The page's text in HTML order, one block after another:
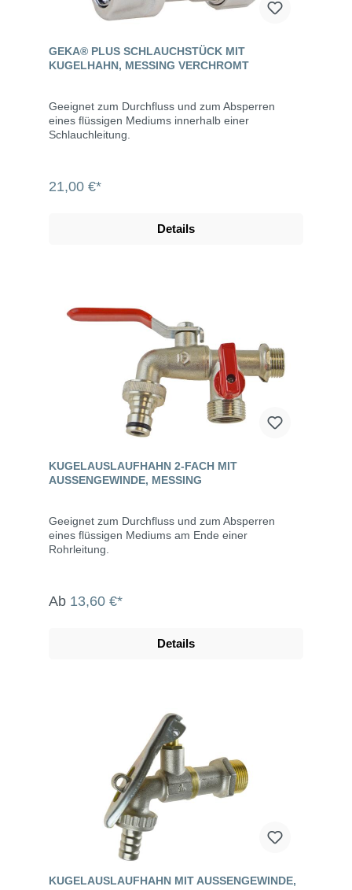
GEKA® PLUS SCHLAUCHSTÜCK MIT
KUGELHAHN, MESSING VERCHROMT
Geeignet zum Durchfluss und zum Absperren
eines flüssigen Mediums innerhalb einer
Schlauchleitung.
21,00 €*
Details
KUGELAUSLAUFHAHN 2-FACH MIT
AUSSENGEWINDE, MESSING
Geeignet zum Durchfluss und zum Absperren
eines flüssigen Mediums am Ende einer
Rohrleitung.
Ab 13,60 €*
Details
KUGELAUSLAUFHAHN MIT AUSSENGEWINDE, A